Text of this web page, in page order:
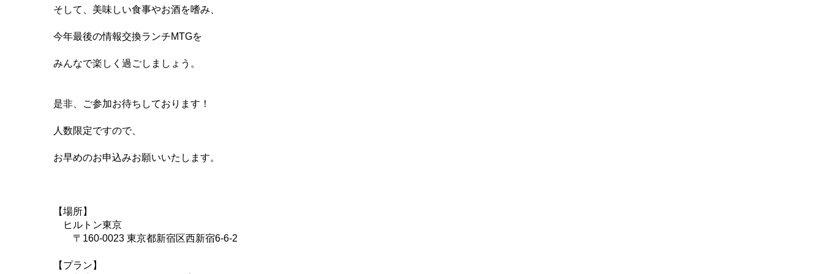
そして、美味しい食事やお酒を嗜み、
今年最後の情報交換ランチMTGを
みんなで楽しく過ごしましょう。
是非、ご参加お待ちしております！
人数限定ですので、
お早めのお申込みお願いいたします。
【場所】
ヒルトン東京
〒160-0023 東京都新宿区西新宿6-6-2
【プラン】